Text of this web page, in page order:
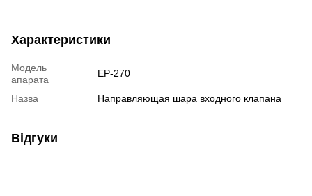
Характеристики
Модель
апарата
EP-270
Назва Направляющая шара входного клапана
Відгуки